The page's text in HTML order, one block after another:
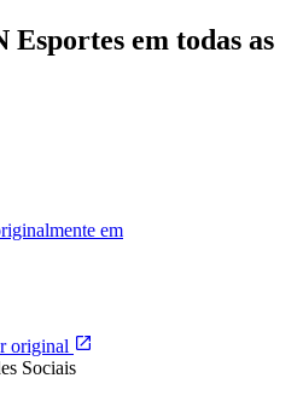
Esportes em todas as
em
original
Sociais